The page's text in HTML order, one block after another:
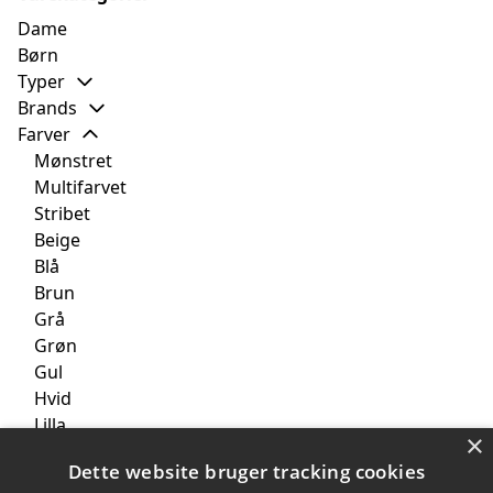
Dame
Børn
Typer
Brands
Farver
Mønstret
Multifarvet
Stribet
Beige
Blå
Brun
Grå
Grøn
Gul
Hvid
Lilla
Orange
×
Dette website bruger tracking cookies